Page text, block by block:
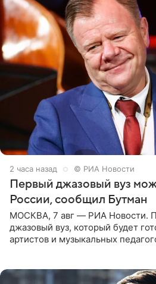
2 часа назад © РИА Новости
Первый джазовый вуз
России, сообщил Бутман
МОСКВА, 7 авг — РИА Новости.
джазовый вуз, который будет
артистов и музыкальных